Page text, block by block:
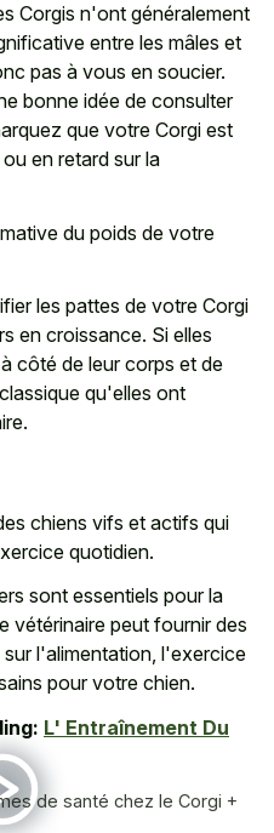
Corgis n'ont généralement
entre les mâles et
pas à vous en soucier.
bonne idée de consulter
que votre Corgi est
en retard sur la
du poids de votre
les pattes de votre Corgi
en croissance. Si elles
côté de leur corps et de
qu'elles ont
chiens vifs et actifs qui
quotidien.
sont essentiels pour la
vétérinaire peut fournir des
l'alimentation, l'exercice
pour votre chien.
L' Entraînement Du
de santé chez le Corgi +